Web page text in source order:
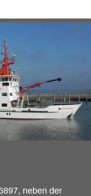
neben der